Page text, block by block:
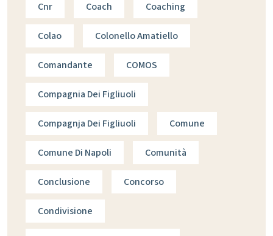
Cnr Coach Coaching
Colao Colonello Amatiello
Comandante COMOS
Compagnia Dei Figliuoli
Compagnja Dei Figliuoli Comune
Comune Di Napoli Comunità
Conclusione Concorso
Condivisione